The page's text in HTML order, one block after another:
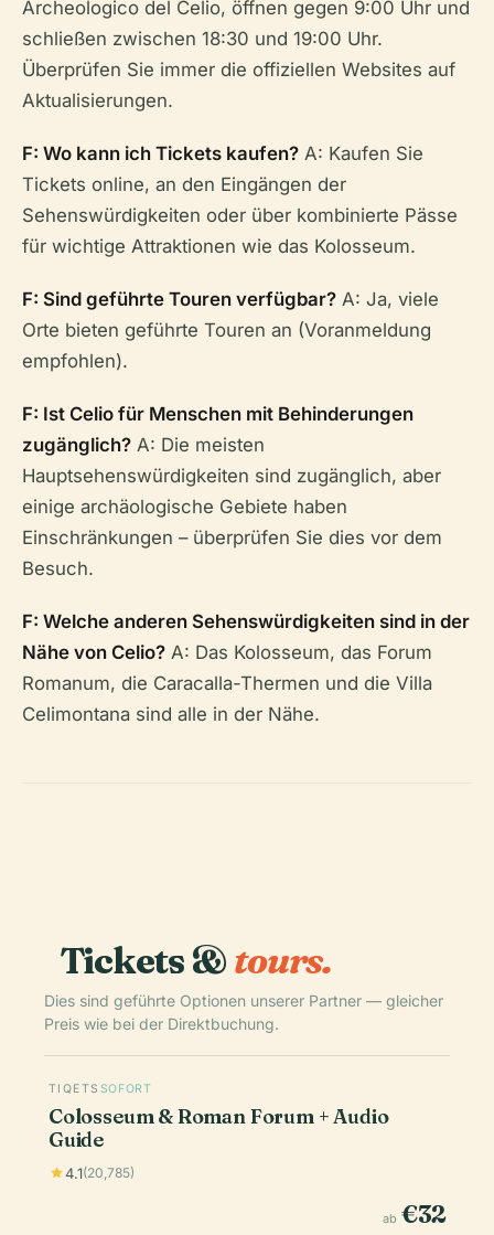
Archeologico del Celio, öffnen gegen 9:00 Uhr und
schließen zwischen 18:30 und 19:00 Uhr.
Überprüfen Sie immer die offiziellen Websites auf
Aktualisierungen.
F: Wo kann ich Tickets kaufen? A: Kaufen Sie
Tickets online, an den Eingängen der
Sehenswürdigkeiten oder über kombinierte Pässe
für wichtige Attraktionen wie das Kolosseum.
F: Sind geführte Touren verfügbar? A: Ja, viele
Orte bieten geführte Touren an (Voranmeldung
empfohlen).
F: Ist Celio für Menschen mit Behinderungen
zugänglich? A: Die meisten
Hauptsehenswürdigkeiten sind zugänglich, aber
einige archäologische Gebiete haben
Einschränkungen – überprüfen Sie dies vor dem
Besuch.
F: Welche anderen Sehenswürdigkeiten sind in der
Nähe von Celio? A: Das Kolosseum, das Forum
Romanum, die Caracalla-Thermen und die Villa
Celimontana sind alle in der Nähe.
Tickets &tours.
Dies sind geführte Optionen unserer Partner — gleicher
Preis wie bei der Direktbuchung.
TIQETS SOFORT
Colosseum & Roman Forum + Audio
Guide
4.1(20,785)
ab €32